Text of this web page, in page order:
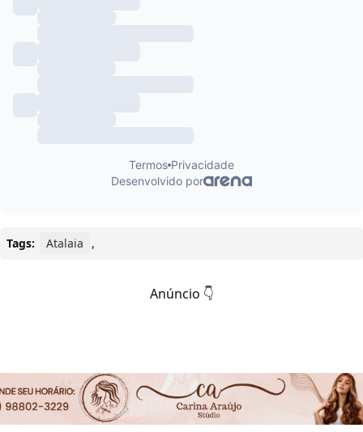
Tags: Atalaia ,
Anúncio 👇